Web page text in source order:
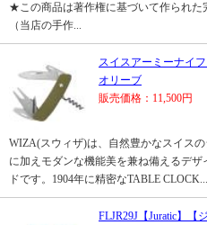
★この商品は著作権に基づいて作られた
（当店の手作...
スイスアーミーナイ
オリーブ
販売価格：11,500円
WIZA(スウィザ)は、自然豊かなスイス
に加えモダンな機能美を兼ね備えるデ
ドです。1904年に精密なTABLE CLOCK...
FLJR29J【Juratic】【